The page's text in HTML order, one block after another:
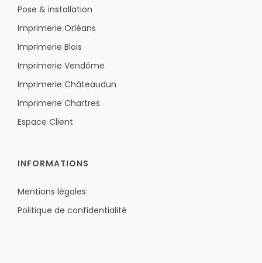
Pose & installation
Imprimerie Orléans
Imprimerie Blois
Imprimerie Vendôme
Imprimerie Châteaudun
Imprimerie Chartres
Espace Client
INFORMATIONS
Mentions légales
Politique de confidentialité